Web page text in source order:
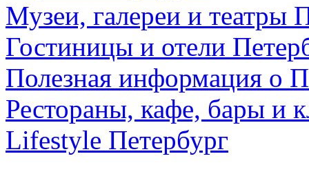
Музеи, галереи и театры
Гостиницы и отели
Полезная информация о
Рестораны, кафе, бары и
Lifestyle Петербург